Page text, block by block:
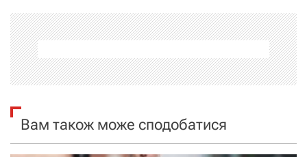
а
ц
і
я
з
Вам також може сподобатися